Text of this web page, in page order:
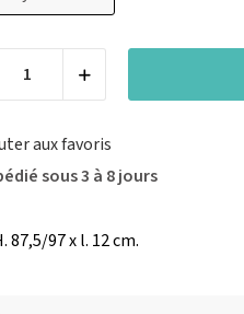
aux favoris
sous 3 à 8 jours
87,5/97 x l. 12 cm.